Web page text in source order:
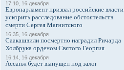
17:10, 16 декабря
Европарламент призвал российские власти
ускорить расследование обстоятельств
смерти Сергея Магнитского
16:35, 16 декабря
Саакашвили посмертно наградил Ричарда
Холбрука орденом Святого Георгия
16:14, 16 декабря
Ассанж будет выпущен под залог